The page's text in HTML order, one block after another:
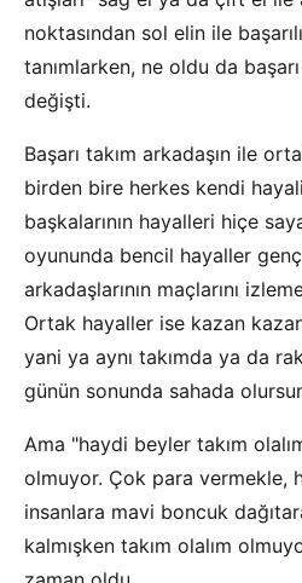
noktasından sol elin ile
tanımlarken, ne oldu da
değişti.
Başarı takım arkadaşın ile
birden bire herkes kendi
başkalarının hayalleri hiçe
oyununda bencil hayaller
arkadaşlarının maçlarını
Ortak hayaller ise kazan
yani ya aynı takımda ya da
günün sonunda sahada
Ama "haydi beyler takım
olmuyor. Çok para vermekle,
insanlara mavi boncuk
kalmışken takım olalım